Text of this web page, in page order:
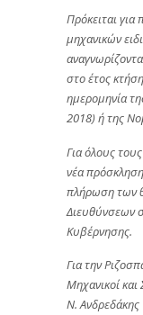
Πρόκειται
μηχανικών
στο έτος
ημερομηνία
2018) ή της
Για όλους
νέα
πλήρωση των
Διευθύνσεων
Κυβέρνησης.
Για την
Μηχανικοί και
Ν. Ανδρεδάκης